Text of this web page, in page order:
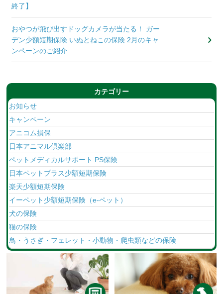
終了】
おやつが飛び出すドッグカメラが当たる！ ガー
デン少額短期保険 いぬとねこの保険 2月のキャ
ンペーンのご紹介
カテゴリー
お知らせ
キャンペーン
アニコム損保
日本アニマル倶楽部
ペットメディカルサポート PS保険
日本ペットプラス少額短期保険
楽天少額短期保険
イーペット少額短期保険（e-ペット）
犬の保険
猫の保険
鳥・うさぎ・フェレット・小動物・爬虫類などの保険